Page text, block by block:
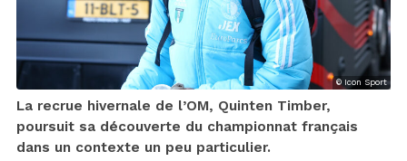
© Icon Sport
La recrue hivernale de l’OM, Quinten Timber,
poursuit sa découverte du championnat français
dans un contexte un peu particulier.